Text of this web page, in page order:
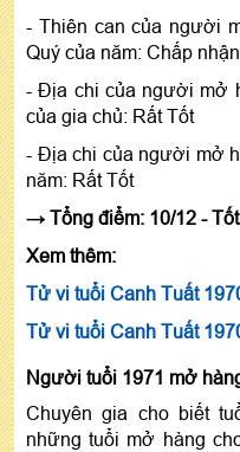
- Thiên can của người
Quý của năm: Chấp
- Địa chi của người mở
của gia chủ: Rất Tốt
- Địa chi của người mở
năm: Rất Tốt
→ Tổng điểm: 10/12 - Tốt
Xem thêm:
Tử vi tuổi Canh Tuất
Tử vi tuổi Canh Tuất
Người tuổi 1971 mở
Chuyên gia cho biết
những tuổi mở hàng